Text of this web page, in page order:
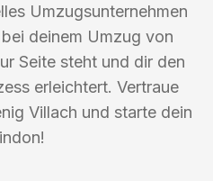
Umzugsunternehmen
deinem Umzug von
Seite steht und dir den
erleichtert. Vertraue
Villach und starte dein